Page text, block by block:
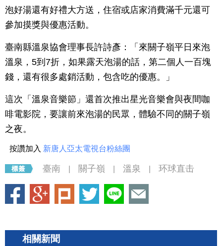
泡好湯還有好禮大方送，住宿或店家消費滿千元還可
參加摸獎與優惠活動。
臺南縣溫泉協會理事長許詩彥：「來關子嶺平日來泡
溫泉，5到7折，如果露天泡湯的話，第二個人一百塊
錢，還有很多處銷活動，包含吃的優惠。」
這次「溫泉音樂節」還首次推出星光音樂會與夜間咖
啡電影院，要讓前來泡湯的民眾，體驗不同的關子嶺
之夜。
按讚加入 新唐人亞太電視台粉絲團
臺南 關子嶺 溫泉 环球直击
相關新聞